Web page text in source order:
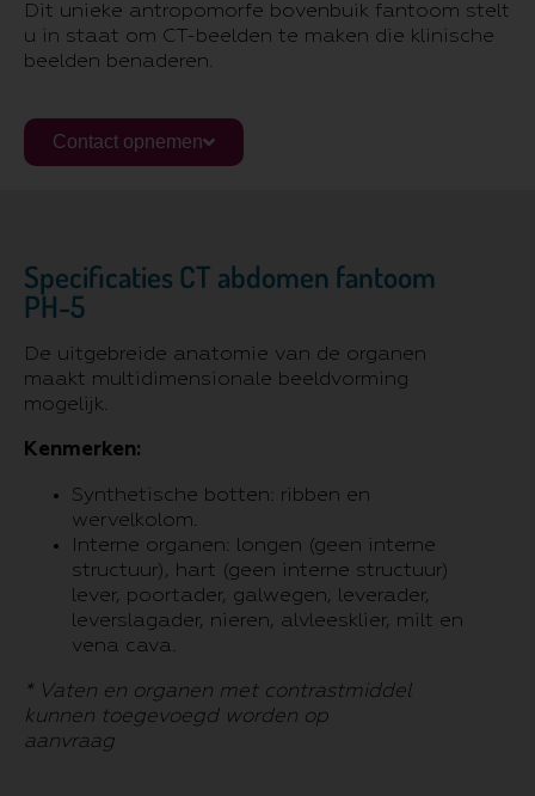
Dit unieke antropomorfe bovenbuik fantoom stelt
u in staat om CT-beelden te maken die klinische
beelden benaderen.
Contact opnemen
Specificaties CT abdomen fantoom
PH-5
De uitgebreide anatomie van de organen
maakt multidimensionale beeldvorming
mogelijk.
Kenmerken:
Synthetische botten: ribben en
wervelkolom.
Interne organen: longen (geen interne
structuur), hart (geen interne structuur)
lever, poortader, galwegen, leverader,
leverslagader, nieren, alvleesklier, milt en
vena cava.
* Vaten en organen met contrastmiddel
kunnen toegevoegd worden op
aanvraag